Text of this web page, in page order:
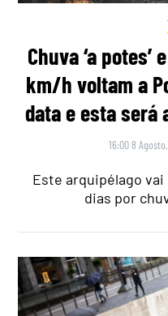
Chuva ‘a
km/h voltam a
data e esta será
16:00 8
Este arquipélago
dias por